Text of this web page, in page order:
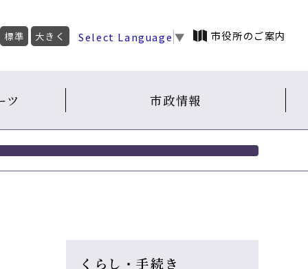
標準 大きく Select Language ▼ 市役所のご案内
ツ 市政情報
くらし・手続き